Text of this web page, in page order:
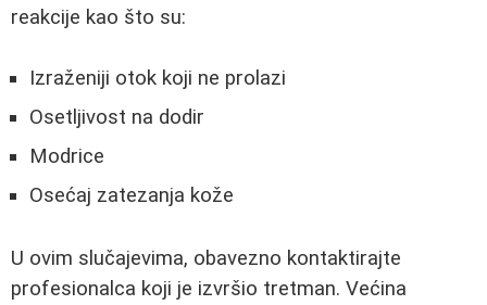
reakcije kao što su:
Izraženiji otok koji ne prolazi
Osetljivost na dodir
Modrice
Osećaj zatezanja kože
U ovim slučajevima, obavezno kontaktirajte
profesionalca koji je izvršio tretman. Većina